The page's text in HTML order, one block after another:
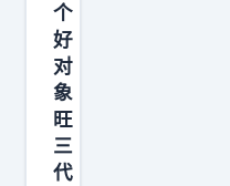
内
核
：
“
无
论
个
好
对
象
旺
三
代